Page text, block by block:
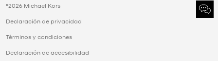
©2026 Michael Kors
Declaración de privacidad
Términos y condiciones
Declaración de accesibilidad